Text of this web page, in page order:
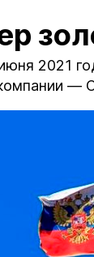
2021
—